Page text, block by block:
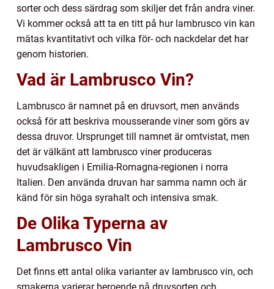
sorter och dess särdrag som skiljer det från andra viner.
Vi kommer också att ta en titt på hur lambrusco vin kan
mätas kvantitativt och vilka för- och nackdelar det har
genom historien.
Vad är Lambrusco Vin?
Lambrusco är namnet på en druvsort, men används
också för att beskriva mousserande viner som görs av
dessa druvor. Ursprunget till namnet är omtvistat, men
det är välkänt att lambrusco viner produceras
huvudsakligen i Emilia-Romagna-regionen i norra
Italien. Den använda druvan har samma namn och är
känd för sin höga syrahalt och intensiva smak.
De Olika Typerna av
Lambrusco Vin
Det finns ett antal olika varianter av lambrusco vin, och